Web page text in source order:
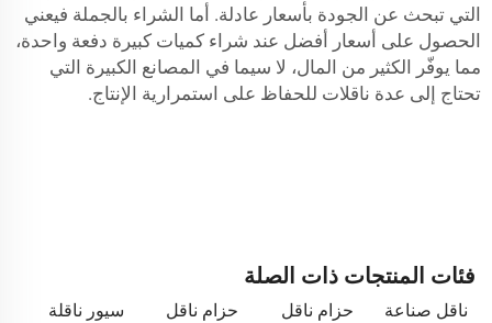
التي تبحث عن الجودة بأسعار عادلة. أما الشراء بالجملة فيعني
الحصول على أسعار أفضل عند شراء كميات كبيرة دفعة واحدة،
مما يوفّر الكثير من المال، لا سيما في المصانع الكبيرة التي
تحتاج إلى عدة ناقلات للحفاظ على استمرارية الإنتاج.
فئات المنتجات ذات الصلة
ناقل صناعة
حزام ناقل
حزام ناقل
سيور ناقلة